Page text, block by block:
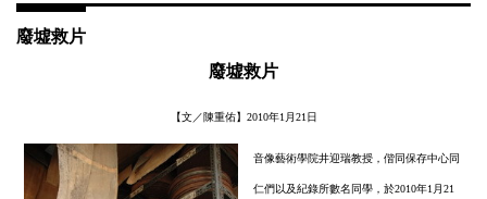
廢墟救片
廢墟救片
【文／陳重佑】2010年1月21日
音像藝術學院井迎瑞教授，偕同保存中心同
仁們以及紀錄所數名同學，於2010年1月21